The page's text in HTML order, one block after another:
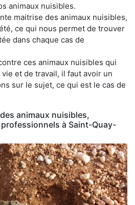
animaux nuisibles.
maitrise des animaux nuisibles,
ce qui nous permet de trouver
dans chaque cas de
ces animaux nuisibles qui
et de travail, il faut avoir un
sur le sujet, ce qui est le cas de
animaux nuisibles,
à Saint-Quay-